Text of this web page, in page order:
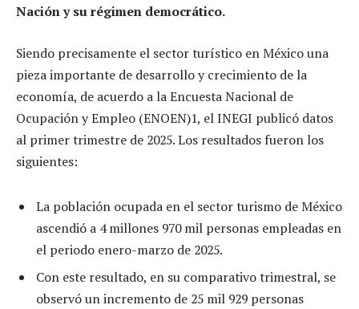
Nación y su régimen democrático.
Siendo precisamente el sector turístico en México una
pieza importante de desarrollo y crecimiento de la
economía, de acuerdo a la Encuesta Nacional de
Ocupación y Empleo (ENOEN)1, el INEGI publicó datos
al primer trimestre de 2025. Los resultados fueron los
siguientes:
La población ocupada en el sector turismo de México
ascendió a 4 millones 970 mil personas empleadas en
el periodo enero-marzo de 2025.
Con este resultado, en su comparativo trimestral, se
observó un incremento de 25 mil 929 personas